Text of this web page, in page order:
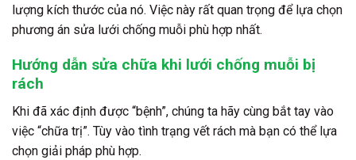
lượng kích thước của nó. Việc này rất quan trọng để lựa chọn
phương án sửa lưới chống muỗi phù hợp nhất.
Hướng dẫn sửa chữa khi lưới chống muỗi bị
rách
Khi đã xác định được “bệnh”, chúng ta hãy cùng bắt tay vào
việc “chữa trị”. Tùy vào tình trạng vết rách mà bạn có thể lựa
chọn giải pháp phù hợp.